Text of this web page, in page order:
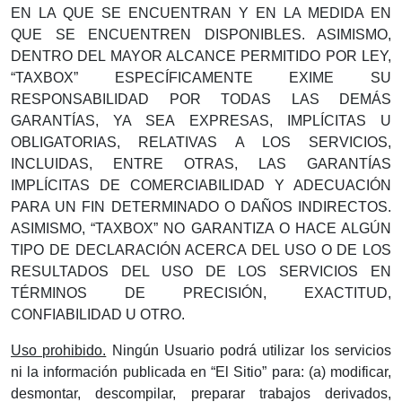
EN LA QUE SE ENCUENTRAN Y EN LA MEDIDA EN
QUE SE ENCUENTREN DISPONIBLES. ASIMISMO,
DENTRO DEL MAYOR ALCANCE PERMITIDO POR LEY,
“TAXBOX” ESPECÍFICAMENTE EXIME SU
RESPONSABILIDAD POR TODAS LAS DEMÁS
GARANTÍAS, YA SEA EXPRESAS, IMPLÍCITAS U
OBLIGATORIAS, RELATIVAS A LOS SERVICIOS,
INCLUIDAS, ENTRE OTRAS, LAS GARANTÍAS
IMPLÍCITAS DE COMERCIABILIDAD Y ADECUACIÓN
PARA UN FIN DETERMINADO O DAÑOS INDIRECTOS.
ASIMISMO, “TAXBOX” NO GARANTIZA O HACE ALGÚN
TIPO DE DECLARACIÓN ACERCA DEL USO O DE LOS
RESULTADOS DEL USO DE LOS SERVICIOS EN
TÉRMINOS DE PRECISIÓN, EXACTITUD,
CONFIABILIDAD U OTRO.
Uso prohibido. Ningún Usuario podrá utilizar los servicios
ni la información publicada en “El Sitio” para: (a) modificar,
desmontar, descompilar, preparar trabajos derivados,